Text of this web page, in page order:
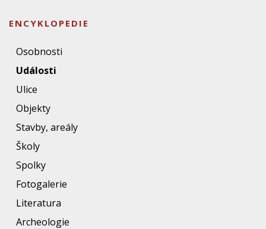
ENCYKLOPEDIE
Osobnosti
Události
Ulice
Objekty
Stavby, areály
Školy
Spolky
Fotogalerie
Literatura
Archeologie